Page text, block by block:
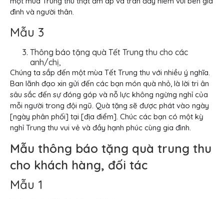
đình và người thân.
Mẫu 3
Thông báo tặng quà Tết Trung thu cho các
anh/chị,
Chúng ta sắp đến một mùa Tết Trung thu với nhiều ý nghĩa.
Ban lãnh đạo xin gửi đến các bạn món quà nhỏ, là lời tri ân
sâu sắc đến sự đóng góp và nỗ lực không ngừng nghỉ của
mỗi người trong đội ngũ. Quà tặng sẽ được phát vào ngày
[ngày phân phối] tại [địa điểm]. Chúc các bạn có một kỳ
nghỉ Trung thu vui vẻ và đầy hạnh phúc cùng gia đình.
Mẫu thông báo tặng quà trung thu
cho khách hàng, đối tác
Mẫu 1